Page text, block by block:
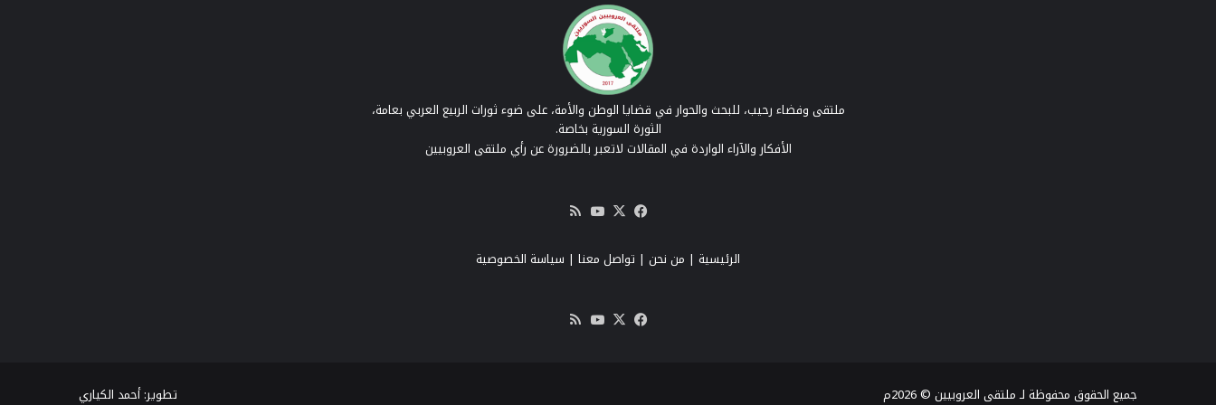
ملتقى وفضاء رحيب، للبحث والحوار في قضايا الوطن والأمة، على ضوء ثورات الربيع العربي بعامة،
الثورة السورية بخاصة.
الأفكار والآراء الواردة في المقالات لاتعبر بالضرورة عن رأي ملتقى العروبيين
فيسبوك
‫X
‫YouTube
RSS
الرئيسية | من نحن | تواصل معنا | سياسة الخصوصية
فيسبوك
‫X
‫YouTube
جميع الحقوق محفوظة لـ ملتقى العروبيين © 2026م تطوير:أحمد الكياري